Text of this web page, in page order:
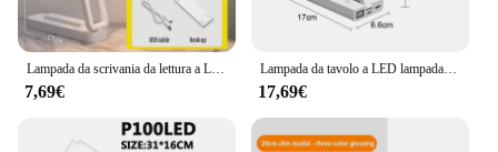
7,69€
Lampada da tavolo a LED lampada pieghevole portatile da 6000mAH con orologio tipo di ricarica USB piega luce di lettura a LED ricaricabile a risparmio energetico
17,69€